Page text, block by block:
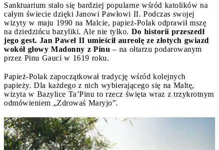
Sanktuarium stało się bardziej popularne wśród katolików na
całym świecie dzięki Janowi Pawłowi II. Podczas swojej
wizyty w maju 1990 na Malcie, papież-Polak odprawił mszę
na dziedzińcu bazyliki. Ale nie tylko. Do historii przeszedł
jego gest. Jan Paweł II umieścił aureolę ze złotych gwiazd
wokół głowy Madonny z Pinu – na ołtarzu podarowanym
przez Pinu Gauci w 1619 roku.
Papież-Polak zapoczątkował tradycję wśród kolejnych
papieży. Dla każdego z nich wybierającego się na Maltę,
wizyta w Bazylice Ta’Pinu to rzecz święta wraz z trzykrotnym
odmówieniem „Zdrowaś Maryjo”.